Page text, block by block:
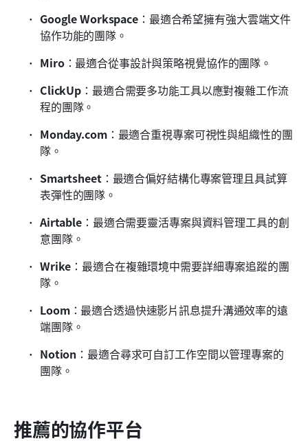
Google Workspace：最適合希望擁有強大雲端文件
協作功能的團隊。
Miro：最適合從事設計與策略視覺協作的團隊。
ClickUp ：最適合需要多功能工具以應對複雜工作流
程的團隊。
Monday.com：最適合重視專案可視性與組織性的團
隊。
Smartsheet：最適合偏好結構化專案管理且具試算
表彈性的團隊。
Airtable：最適合需要靈活專案與資料管理工具的創
意團隊。
Wrike ：最適合在複雜環境中需要詳細專案追蹤的團
隊。
Loom：最適合透過快速影片訊息提升溝通效率的遠
端團隊。
Notion ：最適合尋求可自訂工作空間以管理專案的
團隊。
推薦的協作平台